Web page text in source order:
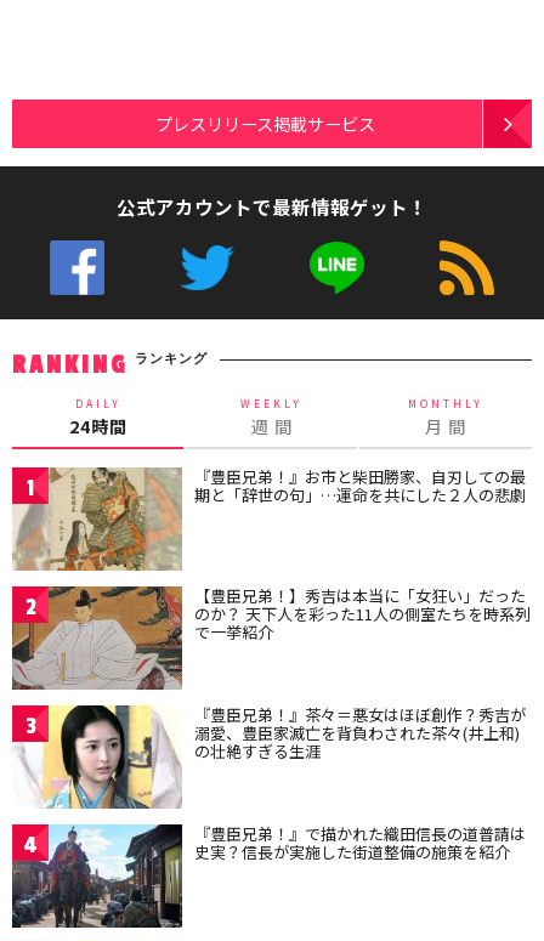
プレスリリース掲載サービス
公式アカウントで最新情報ゲット！
RANKING ランキング
DAILY
24時間
WEEKLY
週 間
MONTHLY
月 間
1 『豊臣兄弟！』お市と柴田勝家、自刃しての最
期と「辞世の句」…運命を共にした２人の悲劇
2 【豊臣兄弟！】秀吉は本当に「女狂い」だった
のか？ 天下人を彩った11人の側室たちを時系列
で一挙紹介
3 『豊臣兄弟！』茶々＝悪女はほぼ創作？秀吉が
溺愛、豊臣家滅亡を背負わされた茶々(井上和)
の壮絶すぎる生涯
4 『豊臣兄弟！』で描かれた織田信長の道普請は
史実？信長が実施した街道整備の施策を紹介